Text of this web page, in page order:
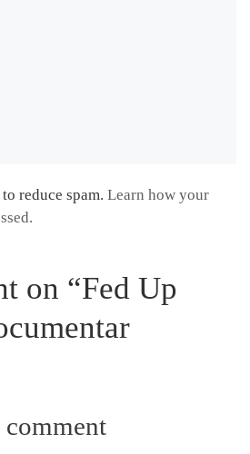
reduce spam. Learn how your
on “Fed Up
comment